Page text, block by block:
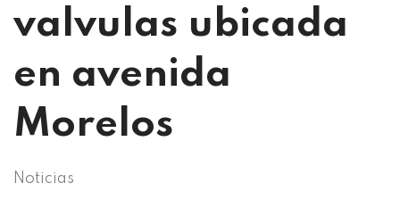
valvulas ubicada
en avenida
Morelos
Noticias